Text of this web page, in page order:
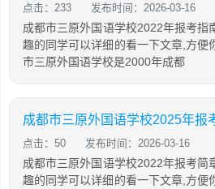
点击：233 发布时间：2026-03-16
成都市三原外国语学校2022年报考指
趣的同学可以详细的看一下文章,方便
市三原外国语学校是2000年成都
成都市三原外国语学校2025年报
点击：50 发布时间：2026-03-16
成都市三原外国语学校2022年报考简
趣的同学可以详细的看一下文章,方便